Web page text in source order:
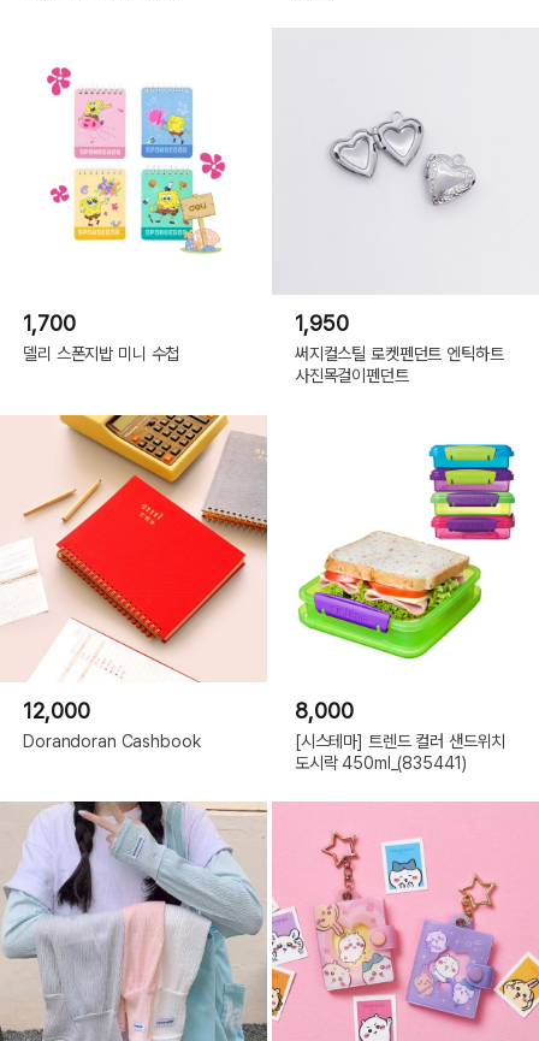
(C) 10X10.INC 2023(or COPYRIGHT(C) 2023 ALL RIGHTS RESERVED BY
1,700
델리 스폰지밥 미니 수첩
1,950
써지컬스틸 로켓펜던트 엔틱하트
사진목걸이펜던트
12,000
Dorandoran Cashbook
8,000
[시스테마] 트렌드 컬러 샌드위치
도시락 450ml_(835441)